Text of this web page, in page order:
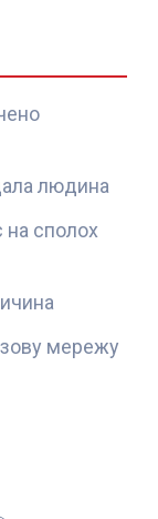
людина
на сполох
мережу